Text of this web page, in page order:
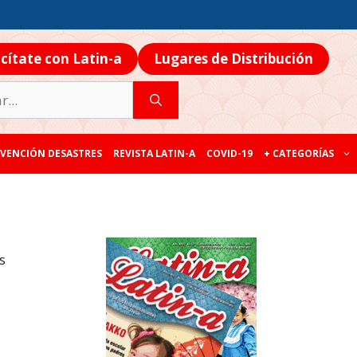
con Latin-a Lugares de Distribución
DESASTRES REVISTA LATIN-A COVID-19 + CATEGORÍAS